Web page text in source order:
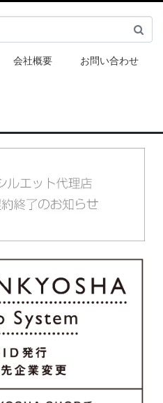
会社概要 お問い合わせ